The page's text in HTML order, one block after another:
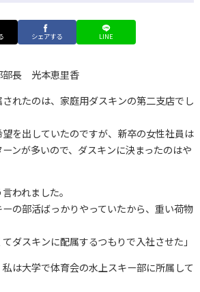
シェアする LINE
部長 光本恵里香
れたのは、家庭用ダスキンの第二支店でし
望を出していたのですが、新卒の女性社員は
ンが多いので、ダスキンに決まったのはや
われました。
ーの部活ばっかりやっていたから、重い荷物
ダスキンに配属するつもりで入社させた」
は大学で体育会の水上スキー部に所属して